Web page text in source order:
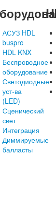
АСУЗ HDL
buspro
HDL KNX
Беспроводное
оборудование
Светодиодные
уст-ва
(LED)
Сценический
свет
Интеграция
Диммируемые
балласты